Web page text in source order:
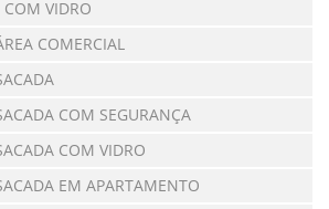
COM VIDRO
COMERCIAL
COM SEGURANÇA
COM VIDRO
EM APARTAMENTO